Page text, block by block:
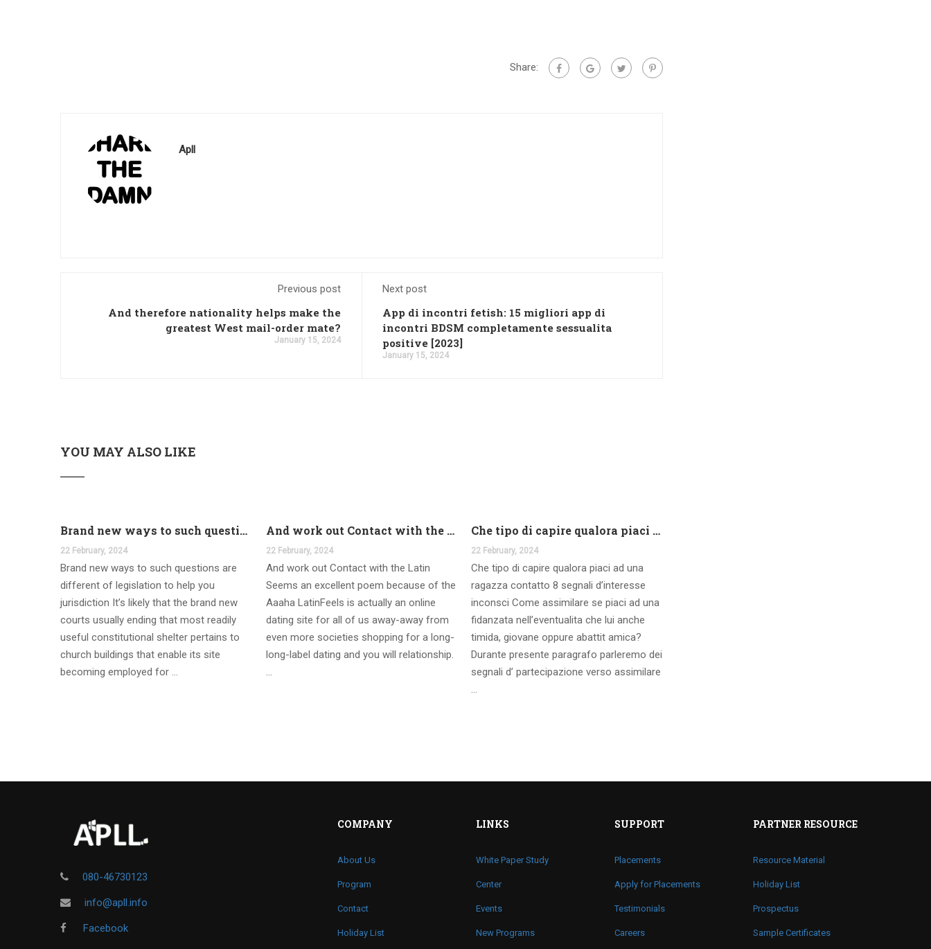
Share:
Apll
Previous post
And therefore nationality helps make the
greatest West mail-order mate?
January 15, 2024
Next post
App di incontri fetish: 15 migliori app di
incontri BDSM completamente sessualita
positive [2023]
January 15, 2024
YOU MAY ALSO LIKE
Brand new ways to such questions are different of legislation to help you jurisdiction
22 February, 2024
Brand new ways to such questions are
different of legislation to help you
jurisdiction It’s likely that the brand new
courts usually ending that most readily
useful constitutional shelter pertains to
church buildings that enable its site
becoming employed for …
And work out Contact with the Latin Seems
22 February, 2024
And work out Contact with the Latin
Seems an excellent poem because of the
Aaaha LatinFeels is actually an online
dating site for all of us away-away from
even more societies shopping for a long-
long-label dating and you will relationship.
…
Che tipo di capire qualora piaci ad una ragazza contatto 8 segnali d’interesse inconsci
22 February, 2024
Che tipo di capire qualora piaci ad una
ragazza contatto 8 segnali d’interesse
inconsci Come assimilare se piaci ad una
fidanzata nell’eventualita che lui anche
timida, giovane oppure abattit amica?
Durante presente paragrafo parleremo dei
segnali d’ partecipazione verso assimilare
…
080-46730123
info@apll.info
Facebook
COMPANY
About Us
Program
Contact
Holiday List
LINKS
White Paper Study
Center
Events
New Programs
SUPPORT
Placements
Apply for Placements
Testimonials
Careers
PARTNER RESOURCE
Resource Material
Holiday List
Prospectus
Sample Certificates